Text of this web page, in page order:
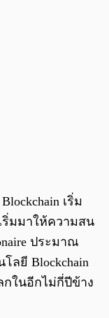
เริ่ม
ริ่มมาให้ความสน
ประมาณ
ลยี Blockchain
กในอีกไม่กี่ปีข้าง